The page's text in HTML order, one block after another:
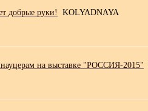
добрые руки!
KOLYADNAYA
на выставке "РОССИЯ-2015"